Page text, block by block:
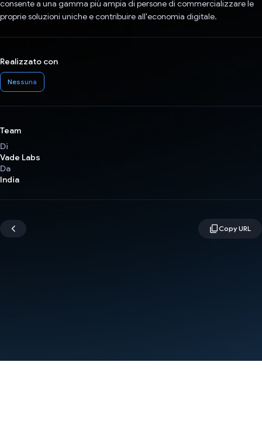
consente a una gamma più ampia di persone di commercializzare le
proprie soluzioni uniche e contribuire all'economia digitale.
Realizzato con
Nessuna
Team
Di
Vade Labs
Da
India